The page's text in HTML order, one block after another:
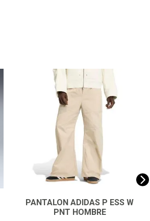
PANTALON ADIDAS P ESS W
PNT HOMBRE